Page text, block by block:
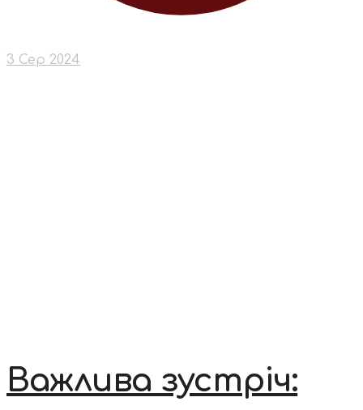
3 Сер 2024
Важлива зустріч: